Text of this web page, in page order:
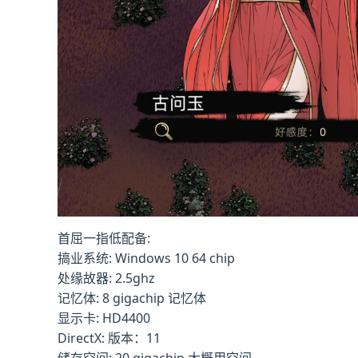
首屈一指低配备:
搞业系统: Windows 10 64 chip
处缘故器: 2.5ghz
记忆体: 8 gigachip 记忆体
显示卡: HD4400
DirectX: 版本：11